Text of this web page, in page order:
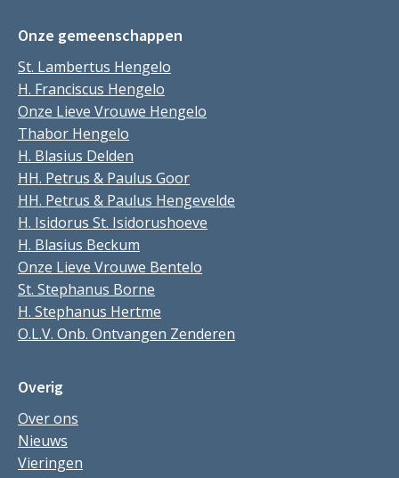
Onze gemeenschappen
St. Lambertus Hengelo
H. Franciscus Hengelo
Onze Lieve Vrouwe Hengelo
Thabor Hengelo
H. Blasius Delden
HH. Petrus & Paulus Goor
HH. Petrus & Paulus Hengevelde
H. Isidorus St. Isidorushoeve
H. Blasius Beckum
Onze Lieve Vrouwe Bentelo
St. Stephanus Borne
H. Stephanus Hertme
O.L.V. Onb. Ontvangen Zenderen
Overig
Over ons
Nieuws
Vieringen